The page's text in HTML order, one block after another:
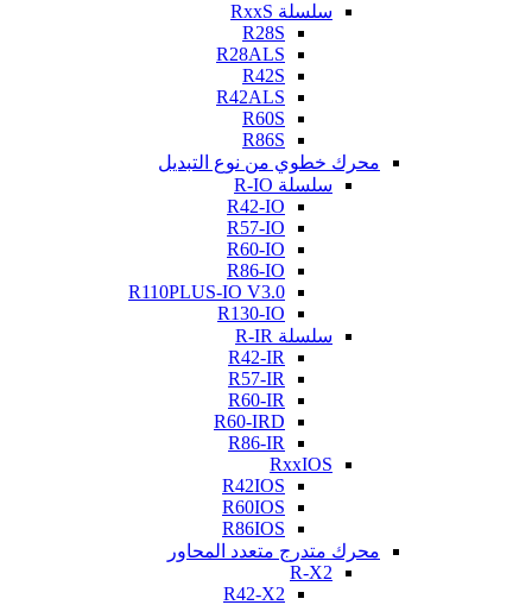
سلسلة RxxS
R28S
R28ALS
R42S
R42ALS
R60S
R86S
محرك خطوي من نوع التبديل
سلسلة R-IO
R42-IO
R57-IO
R60-IO
R86-IO
R110PLUS-IO V3.0
R130-IO
سلسلة R-IR
R42-IR
R57-IR
R60-IR
R60-IRD
R86-IR
RxxIOS
R42IOS
R60IOS
R86IOS
محرك متدرج متعدد المحاور
R-X2
R42-X2